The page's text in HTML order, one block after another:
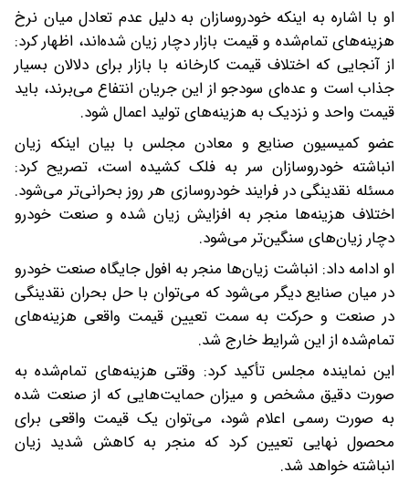
او با اشاره به اینکه خودروسازان به دلیل عدم تعادل میان نرخ
هزینه‌های تمام‌شده و قیمت بازار دچار زیان شده‌اند، اظهار کرد:
از آنجایی که اختلاف قیمت کارخانه با بازار برای دلالان بسیار
جذاب است و عده‌ای سودجو از این جریان انتفاع می‌برند، باید
قیمت واحد و نزدیک به هزینه‌های تولید اعمال شود.
عضو کمیسیون صنایع و معادن مجلس با بیان اینکه زیان
انباشته خودروسازان سر به فلک کشیده است، تصریح کرد:
مسئله نقدینگی در فرایند خودروسازی هر روز بحرانی‌تر می‌شود.
اختلاف هزینه‌ها منجر به افزایش زیان شده و صنعت خودرو
دچار زیان‌های سنگین‌تر می‌شود.
او ادامه داد: انباشت زیان‌ها منجر به افول جایگاه صنعت خودرو
در میان صنایع دیگر می‌شود که می‌توان با حل بحران نقدینگی
در صنعت و حرکت به سمت تعیین قیمت واقعی هزینه‌های
تمام‌شده از این شرایط خارج شد.
این نماینده مجلس تأکید کرد: وقتی هزینه‌های تمام‌شده به
صورت دقیق مشخص‌ و میزان حمایت‌هایی که از صنعت شده
به صورت رسمی اعلام شود، می‌توان یک قیمت واقعی برای
محصول نهایی تعیین کرد که منجر به کاهش شدید زیان
انباشته خواهد شد.